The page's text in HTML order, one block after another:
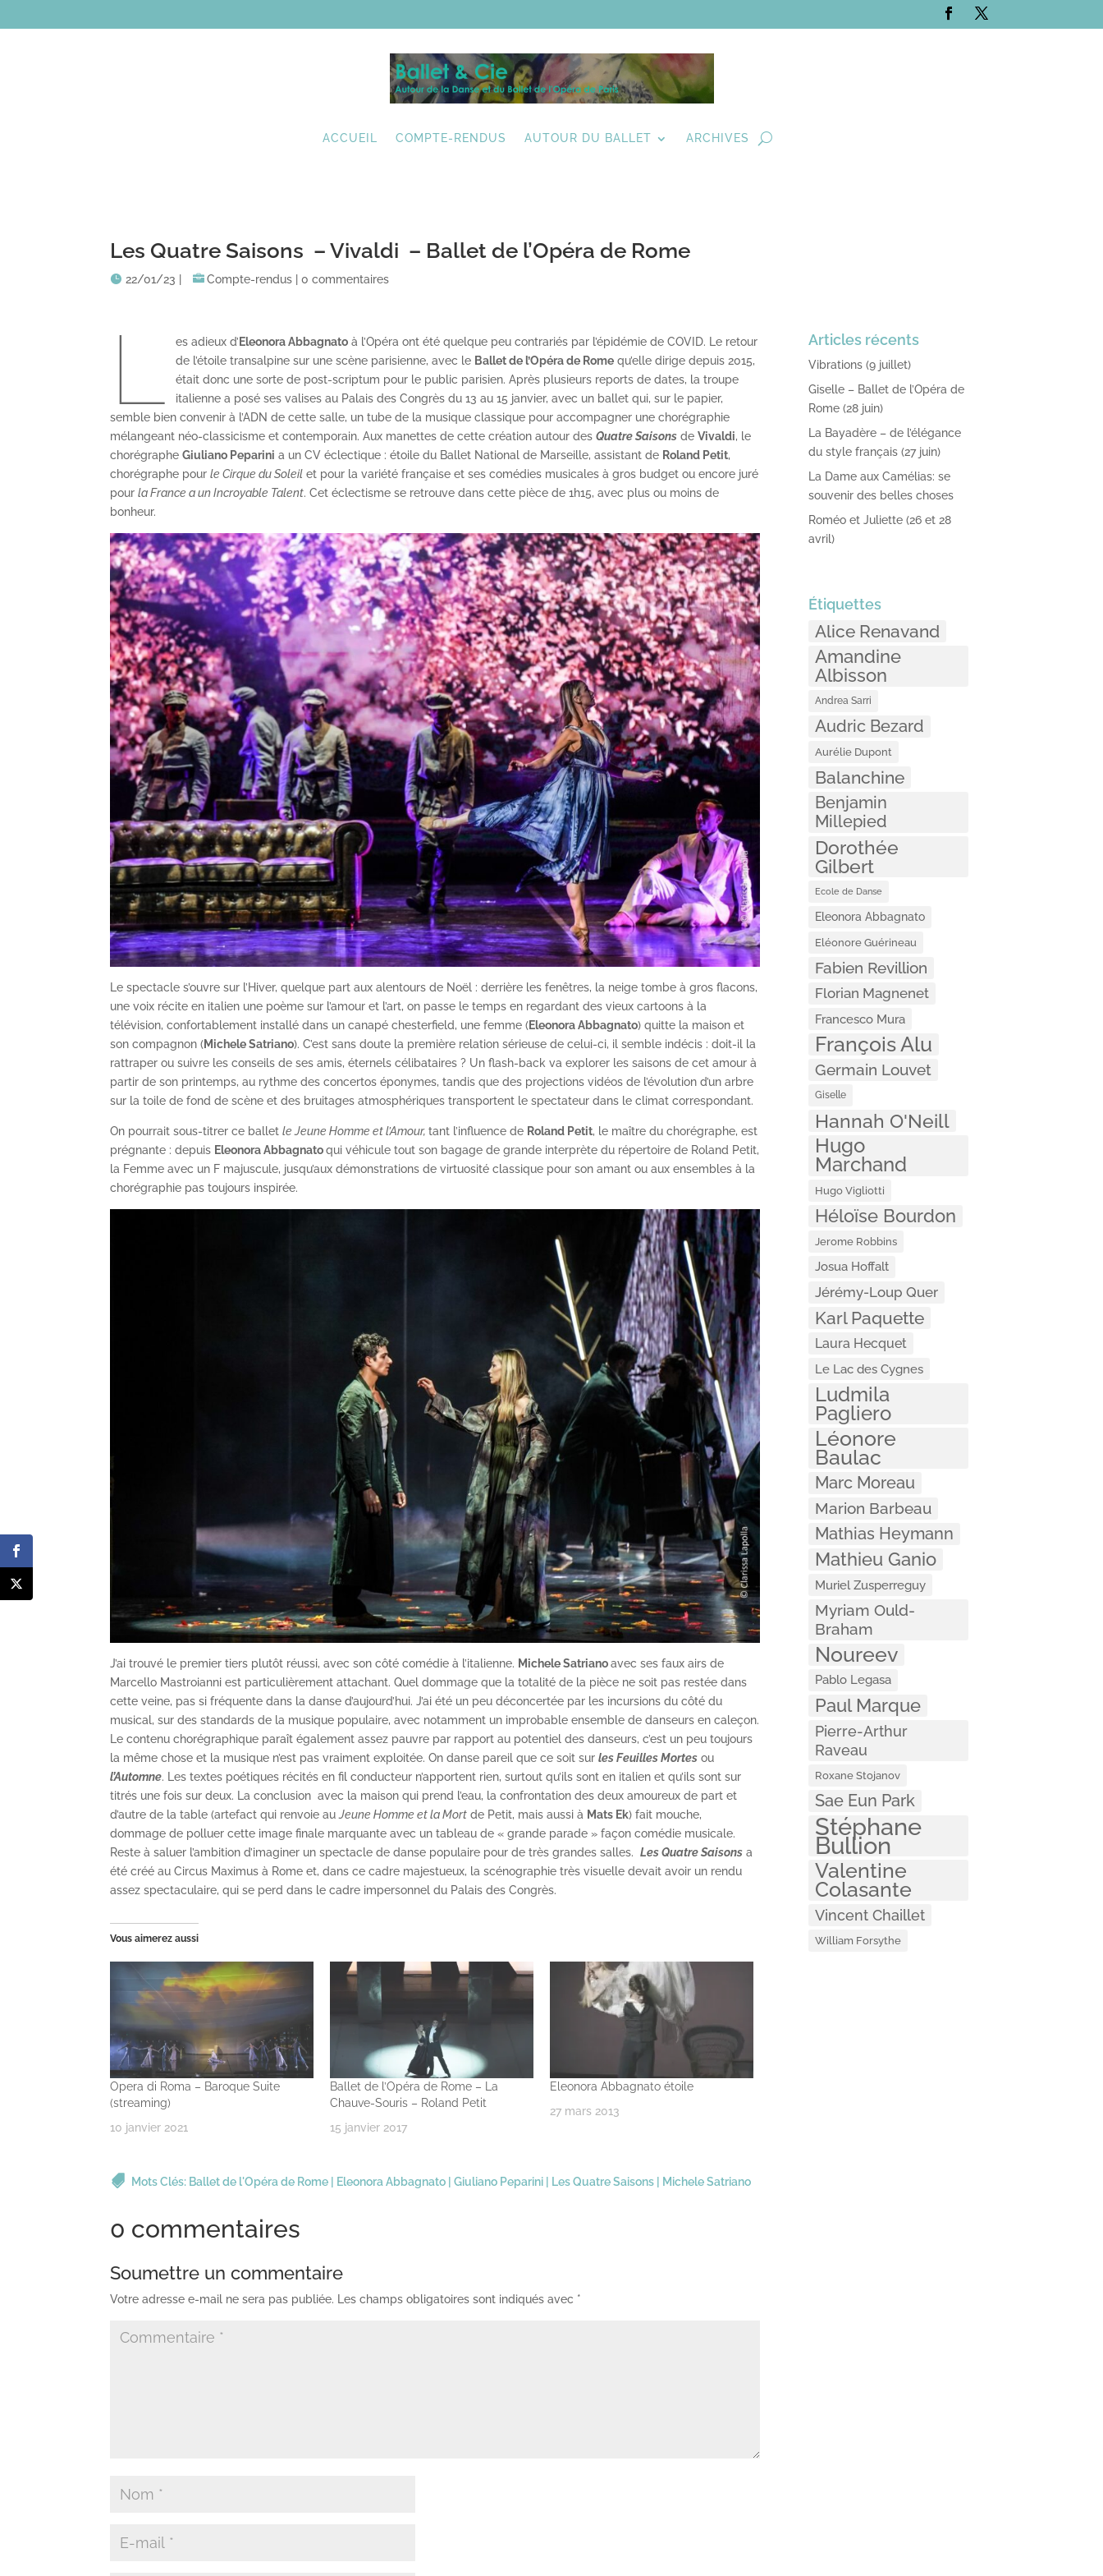
ACCUEIL COMPTE-RENDUS AUTOUR DU BALLET ARCHIVES
Les Quatre Saisons – Vivaldi – Ballet de l’Opéra de Rome
22/01/23 Compte-rendus |0 commentaires
L es adieux d’ Eleonora Abbagnato à l’Opéra ont été quelque peu contrariés par l’épidémie de COVID. Le retour
de l’étoile transalpine sur une scène parisienne, avec le Ballet de l’Opéra de Rome qu’elle dirige depuis 2015,
était donc une sorte de post-scriptum pour le public parisien. Après plusieurs reports de dates, la troupe
italienne a posé ses valises au Palais des Congrès du 13 au 15 janvier, avec un ballet qui, sur le papier,
semble bien convenir à l’ADN de cette salle, un tube de la musique classique pour accompagner une chorégraphie
mélangeant néo-classicisme et contemporain. Aux manettes de cette création autour desQuatre Saisons deVivaldi, le
chorégrapheGiuliano Peparini a un CV éclectique : étoile du Ballet National de Marseille, assistant de Roland Petit,
chorégraphe pourle Cirque du Soleil et pour la variété française et ses comédies musicales à gros budget ou encore juré
pourla France a un Incroyable Talent. Cet éclectisme se retrouve dans cette pièce de 1h15, avec plus ou moins de
bonheur.
Le spectacle s’ouvre sur l’Hiver, quelque part aux alentours de Noël : derrière les fenêtres, la neige tombe à gros flacons,
une voix récite en italien une poème sur l’amour et l’art, on passe le temps en regardant des vieux cartoons à la
télévision, confortablement installé dans un canapé chesterfield, une femme (Eleonora Abbagnato) quitte la maison et
son compagnon (Michele Satriano). C’est sans doute la première relation sérieuse de celui-ci, il semble indécis : doit-il la
rattraper ou suivre les conseils de ses amis, éternels célibataires ? Un flash-back va explorer les saisons de cet amour à
partir de son printemps, au rythme des concertos éponymes, tandis que des projections vidéos de l’évolution d’un arbre
sur la toile de fond de scène et des bruitages atmosphériques transportent le spectateur dans le climat correspondant.
On pourrait sous-titrer ce balletle Jeune Homme et l’Amour,tant l’influence de Roland Petit, le maître du chorégraphe, est
prégnante : depuis Eleonora Abbagnatoqui véhicule tout son bagage de grande interprète du répertoire de Roland Petit,
la Femme avec un F majuscule, jusqu’aux démonstrations de virtuosité classique pour son amant ou aux ensembles à la
chorégraphie pas toujours inspirée.
J’ai trouvé le premier tiers plutôt réussi, avec son côté comédie à l’italienne. Michele Satrianoavec ses faux airs de
Marcello Mastroianni est particulièrement attachant. Quel dommage que la totalité de la pièce ne soit pas restée dans
cette veine, pas si fréquente dans la danse d’aujourd’hui. J’ai été un peu déconcertée par les incursions du côté du
musical, sur des standards de la musique populaire, avec notamment un improbable ensemble de danseurs en caleçon.
Le contenu chorégraphique paraît également assez pauvre par rapport au potentiel des danseurs, c’est un peu toujours
la même chose et la musique n’est pas vraiment exploitée. On danse pareil que ce soit surles Feuilles Mortes ou
l’Automne. Les textes poétiques récités en fil conducteur n’apportent rien, surtout qu’ils sont en italien et qu’ils sont sur
titrés une fois sur deux. La conclusion avec la maison qui prend l’eau, la confrontation des deux amoureux de part et
d’autre de la table (artefact qui renvoie auJeune Homme et la Mort de Petit, mais aussi à Mats Ek) fait mouche,
dommage de polluer cette image finale marquante avec un tableau de « grande parade » façon comédie musicale.
Reste à saluer l’ambition d’imaginer un spectacle de danse populaire pour de très grandes salles.Les Quatre Saisons a
été créé au Circus Maximus à Rome et, dans ce cadre majestueux, la scénographie très visuelle devait avoir un rendu
assez spectaculaire, qui se perd dans le cadre impersonnel du Palais des Congrès.
Vous aimerez aussi
Opera di Roma – Baroque Suite
(streaming)
10 janvier 2021
Ballet de l’Opéra de Rome – La
Chauve-Souris – Roland Petit
15 janvier 2017
Eleonora Abbagnato étoile
27 mars 2013
Mots Clés: Ballet de l'Opéra de Rome | Eleonora Abbagnato |Giuliano Peparini | Les Quatre Saisons | Michele Satriano
0 commentaires
Soumettre un commentaire
Votre adresse e-mail ne sera pas publiée. Les champs obligatoires sont indiqués avec *
Articles récents
Vibrations (9 juillet)
Giselle – Ballet de l’Opéra de
Rome (28 juin)
La Bayadère – de l’élégance
du style français (27 juin)
La Dame aux Camélias: se
souvenir des belles choses
Roméo et Juliette (26 et 28
avril)
Étiquettes
Alice Renavand
Amandine
Albisson
Andrea Sarri
Audric Bezard
Aurélie Dupont
Balanchine
Benjamin
Millepied
Dorothée
Gilbert
Ecole de Danse
Eleonora Abbagnato
Eléonore Guérineau
Fabien Revillion
Florian Magnenet
Francesco Mura
François Alu
Germain Louvet
Giselle
Hannah O'Neill
Hugo
Marchand
Hugo Vigliotti
Héloïse Bourdon
Jerome Robbins
Josua Hoffalt
Jérémy-Loup Quer
Karl Paquette
Laura Hecquet
Le Lac des Cygnes
Ludmila
Pagliero
Léonore
Baulac
Marc Moreau
Marion Barbeau
Mathias Heymann
Mathieu Ganio
Muriel Zusperreguy
Myriam Ould-
Braham
Noureev
Pablo Legasa
Paul Marque
Pierre-Arthur
Raveau
Roxane Stojanov
Sae Eun Park
Stéphane
Bullion
Valentine
Colasante
Vincent Chaillet
William Forsythe